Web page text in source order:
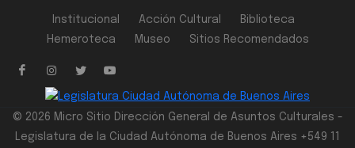
Institucional Acción Cultural
Biblioteca
Hemeroteca
Museo Sitios Recomendados
© 2026 Micro Sitio Dirección General de Asuntos Culturales -
Legislatura de la Ciudad Autónoma de Buenos Aires +549 11